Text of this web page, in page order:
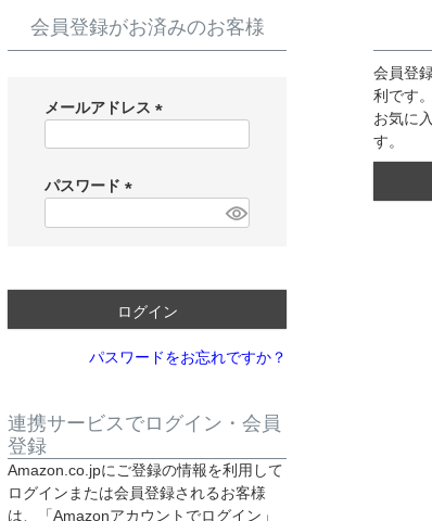
会員登録がお済みのお客様
メールアドレス
)
パスワード
ログイン
パスワードをお忘れですか？
連携サービスでログイン・会員
登録
Amazon.co.jpにご登録の情報を利用して
ログインまたは会員登録されるお客様
は、「Amazonアカウントでログイン」
会員登
利です。
お気に
す。